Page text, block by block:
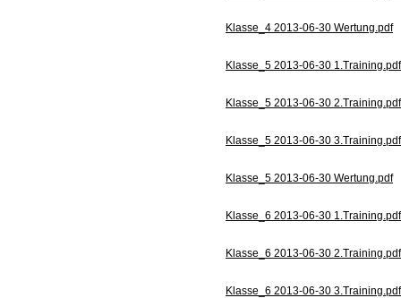
Klasse_4 2013-06-30 Wertung.pdf
Klasse_5 2013-06-30 1.Training.pdf
Klasse_5 2013-06-30 2.Training.pdf
Klasse_5 2013-06-30 3.Training.pdf
Klasse_5 2013-06-30 Wertung.pdf
Klasse_6 2013-06-30 1.Training.pdf
Klasse_6 2013-06-30 2.Training.pdf
Klasse_6 2013-06-30 3.Training.pdf